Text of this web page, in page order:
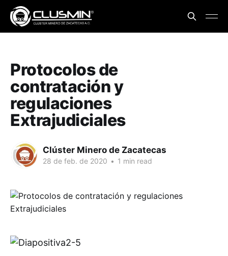
Protocolos de
contratación y
regulaciones
Extrajudiciales
Clúster Minero de Zacatecas
28 de feb. de 2020 • 1 min read